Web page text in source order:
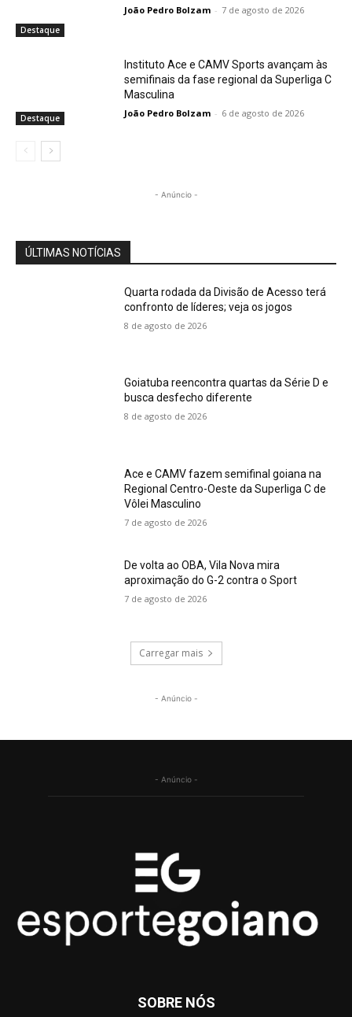
Destaque
João Pedro Bolzam - 7 de agosto de 2026
Destaque
Instituto Ace e CAMV Sports avançam às
semifinais da fase regional da Superliga C
Masculina
João Pedro Bolzam - 6 de agosto de 2026
- Anúncio -
ÚLTIMAS NOTÍCIAS
Quarta rodada da Divisão de Acesso terá
confronto de líderes; veja os jogos
8 de agosto de 2026
Goiatuba reencontra quartas da Série D e
busca desfecho diferente
8 de agosto de 2026
Ace e CAMV fazem semifinal goiana na
Regional Centro-Oeste da Superliga C de
Vôlei Masculino
7 de agosto de 2026
De volta ao OBA, Vila Nova mira
aproximação do G-2 contra o Sport
7 de agosto de 2026
Carregar mais
- Anúncio -
- Anúncio -
SOBRE NÓS